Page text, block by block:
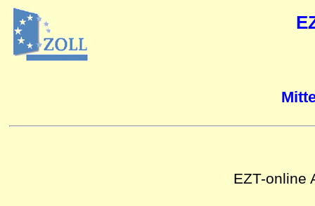
EZT-online